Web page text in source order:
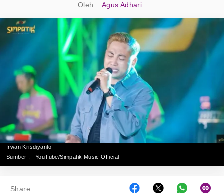
Oleh : Agus Adhari
Irwan Krisdiyanto
Sumber :
YouTube/Simpatik Music Official
Share